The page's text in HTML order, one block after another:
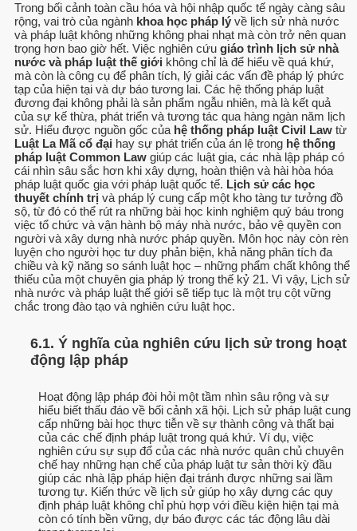
Trong bối cảnh toàn cầu hóa và hội nhập quốc tế ngày càng sâu
rộng, vai trò của ngành khoa học pháp lý về lịch sử nhà nước
và pháp luật không những không phai nhạt mà còn trở nên quan
trọng hơn bao giờ hết. Việc nghiên cứu giáo trình lịch sử nhà
nước và pháp luật thế giới không chỉ là để hiểu về quá khứ,
mà còn là công cụ để phân tích, lý giải các vấn đề pháp lý phức
tạp của hiện tại và dự báo tương lai. Các hệ thống pháp luật
đương đại không phải là sản phẩm ngẫu nhiên, mà là kết quả
của sự kế thừa, phát triển và tương tác qua hàng ngàn năm lịch
sử. Hiểu được nguồn gốc của hệ thống pháp luật Civil Law từ
Luật La Mã cổ đại hay sự phát triển của án lệ trong hệ thống
pháp luật Common Law giúp các luật gia, các nhà lập pháp có
cái nhìn sâu sắc hơn khi xây dựng, hoàn thiện và hài hòa hóa
pháp luật quốc gia với pháp luật quốc tế. Lịch sử các học
thuyết chính trị và pháp lý cung cấp một kho tàng tư tưởng đồ
sộ, từ đó có thể rút ra những bài học kinh nghiệm quý báu trong
việc tổ chức và vận hành bộ máy nhà nước, bảo vệ quyền con
người và xây dựng nhà nước pháp quyền. Môn học này còn rèn
luyện cho người học tư duy phản biện, khả năng phân tích đa
chiều và kỹ năng so sánh luật học – những phẩm chất không thể
thiếu của một chuyên gia pháp lý trong thế kỷ 21. Vì vậy, Lịch sử
nhà nước và pháp luật thế giới sẽ tiếp tục là một trụ cột vững
chắc trong đào tạo và nghiên cứu luật học.
6.1. Ý nghĩa của nghiên cứu lịch sử trong hoạt
động lập pháp
Hoạt động lập pháp đòi hỏi một tầm nhìn sâu rộng và sự
hiểu biết thấu đáo về bối cảnh xã hội. Lịch sử pháp luật cung
cấp những bài học thực tiễn về sự thành công và thất bại
của các chế định pháp luật trong quá khứ. Ví dụ, việc
nghiên cứu sự sụp đổ của các nhà nước quân chủ chuyên
chế hay những hạn chế của pháp luật tư sản thời kỳ đầu
giúp các nhà lập pháp hiện đại tránh được những sai lầm
tương tự. Kiến thức về lịch sử giúp họ xây dựng các quy
định pháp luật không chỉ phù hợp với điều kiện hiện tại mà
còn có tính bền vững, dự báo được các tác động lâu dài